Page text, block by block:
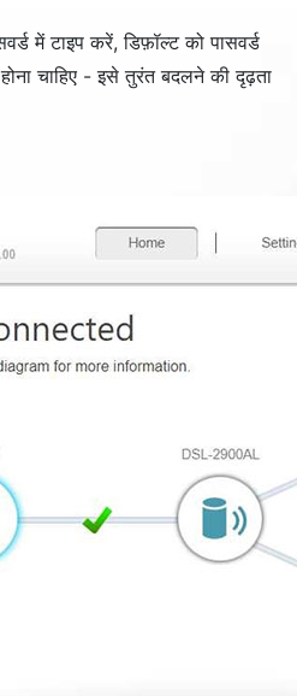
में टाइप करें, डिफ़ॉल्ट को पासवर्ड
होना चाहिए - इसे तुरंत बदलने की दृढ़ता